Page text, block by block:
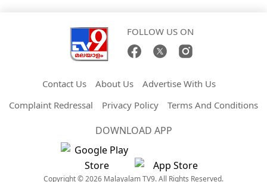
FOLLOW US ON
Contact Us About Us
Advertise With Us
Complaint Redressal
Privacy Policy Terms And Conditions
DOWNLOAD APP
Copyright © 2026 Malayalam TV9. All Rights Reserved.